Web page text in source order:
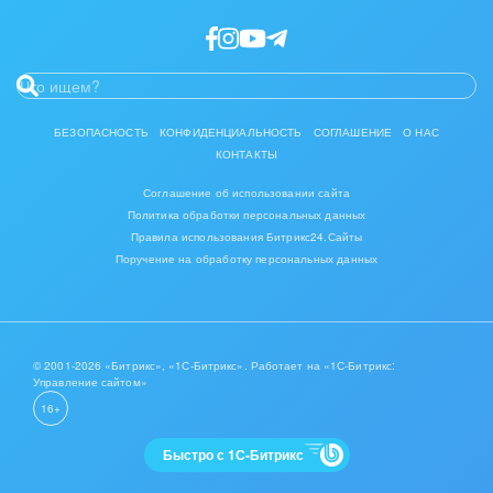
IT, Интернет
Культурные события, спорт, шоу-бизнес
Мебель, лес, деревообработка
Металлургия
Мода, одежда, аксессуары, стиль
БЕЗОПАСНОСТЬ КОНФИДЕНЦИАЛЬНОСТЬ СОГЛАШЕНИЕ
О НАС
КОНТАКТЫ
Соглашение об использовании сайта
Политика обработки персональных данных
Правила использования Битрикс24.Сайты
Поручение на обработку персональных данных
© 2001-2026 «Битрикс», «1С-Битрикс». Работает на «1С-Битрикс:
Управление сайтом»
16+
Быстро с 1С-Битрикс